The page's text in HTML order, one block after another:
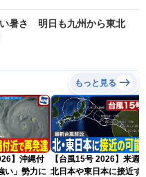
暑さ 明日も九州から東北
もっと見る
】沖縄付
い」勢力に
【台風15号 2026】来週
北日本や東日本に接近す